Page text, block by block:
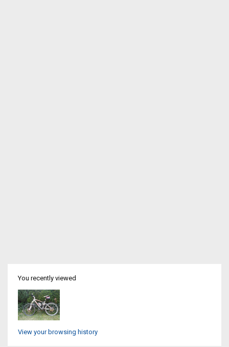
You recently viewed
View your browsing history